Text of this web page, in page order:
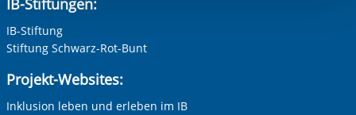
Einwilligung.
IB-Stiftung
Stiftung Schwarz-Rot-Bunt
Projekt-Websites:
Inklusion leben und erleben im IB